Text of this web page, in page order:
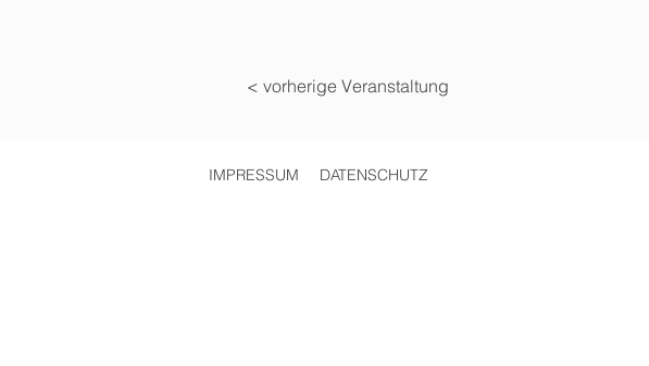
< vorherige Veranstaltung
IMPRESSUM DATENSCHUTZ